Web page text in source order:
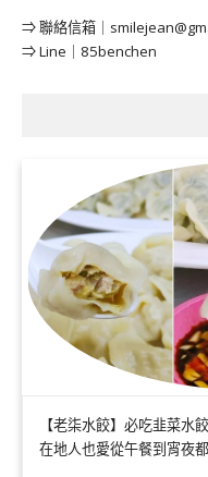
⇒ 聯絡信箱｜
⇒ Line｜85benchen
【老柒水餃】必吃韭菜水
在地人也愛從午餐到宵夜